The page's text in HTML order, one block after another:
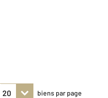
biens par page